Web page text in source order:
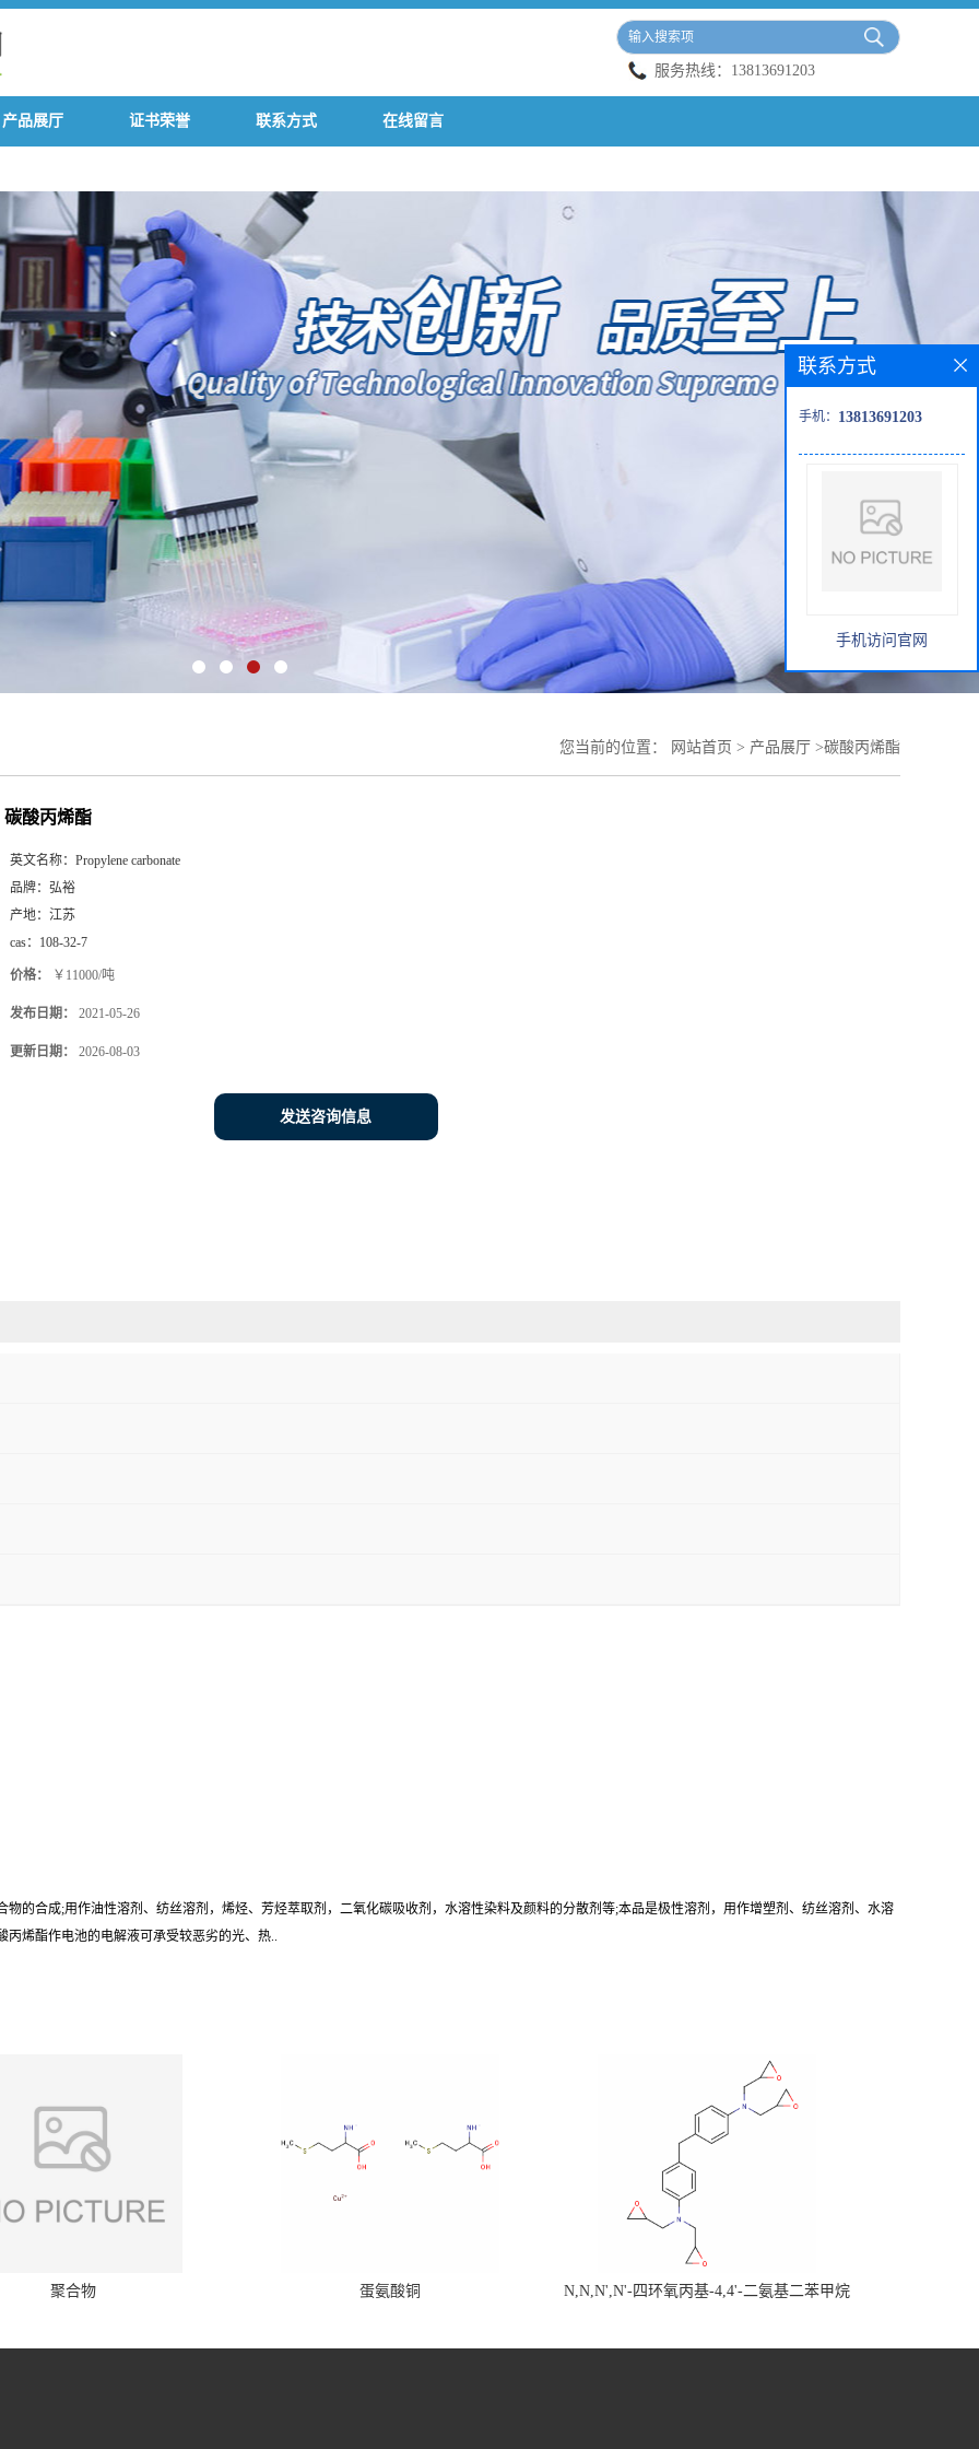
服务热线： 13813691203
产品展厅 证书荣誉 联系方式 在线留言
您当前的位置： 网站首页 > 产品展厅 >碳酸丙烯酯
碳酸丙烯酯
英文名称： Propylene carbonate
品牌： 弘裕
产地： 江苏
cas： 108-32-7
价格： ￥11000/吨
发布日期： 2021-05-26
更新日期： 2026-08-03
发送咨询信息
的合成;用作油性溶剂、纺丝溶剂，烯烃、芳烃萃取剂，二氧化碳吸收剂，水溶性染料及颜料的分散剂等;本品是极性溶剂，用作增塑剂、纺丝溶剂、水溶
烯酯作电池的电解液可承受较恶劣的光、热..
聚合物 蛋氨酸铜 N,N,N',N'-四环氧丙基-4,4'-二氨基二苯甲烷
联系方式
手机： 13813691203
手机访问官网